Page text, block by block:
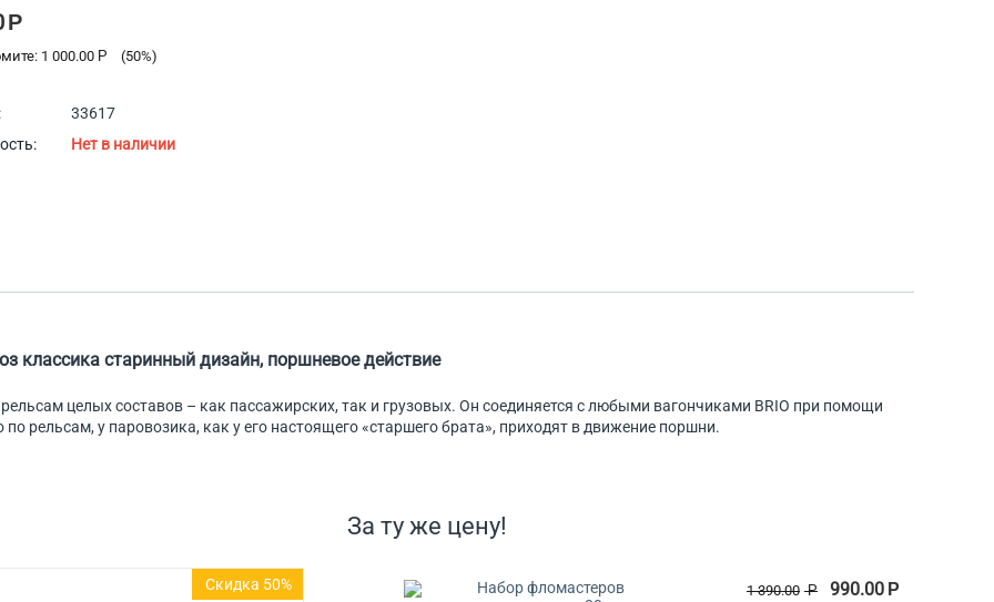
Р
1 000.00 Р (50%)
33617
Нет в наличии
классика старинный дизайн, поршневое действие
целых составов – как пассажирских, так и грузовых. Он соединяется с любыми вагончиками BRIO при помощи
рельсам, у паровозика, как у его настоящего «старшего брата», приходят в движение поршни.
Скидка 50%
За ту же цену!
Набор фломастеров
1 390.00 Р 990.00 Р